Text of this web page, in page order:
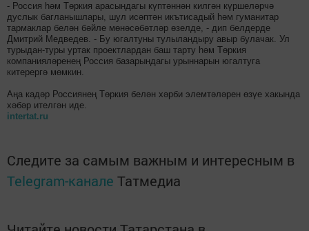
- Россия һәм Төркия арасындагы күптәннән килгән күршеләрчә
дуслык багланышлары, шул исәптән икътисадый һәм гуманитар
тармаклар белән бәйле мөнәсәбәтләр өзелде, - дип белдерде
Дмитрий Медведев. - Бу югалтуны тулыландыру авыр булачак. Ул
турыдан-туры уртак проектлардан баш тарту һәм Төркия
компанияләренең Россия базарындагы урыннарын югалтуга
китерергә мөмкин.
Аңа кадәр Россиянең Төркия белән хәрби элемтәләрен өзүе хакында
хәбәр ителгән иде.
intertat.ru
Следите за самым важным и интересным в
Telegram-канале Татмедиа